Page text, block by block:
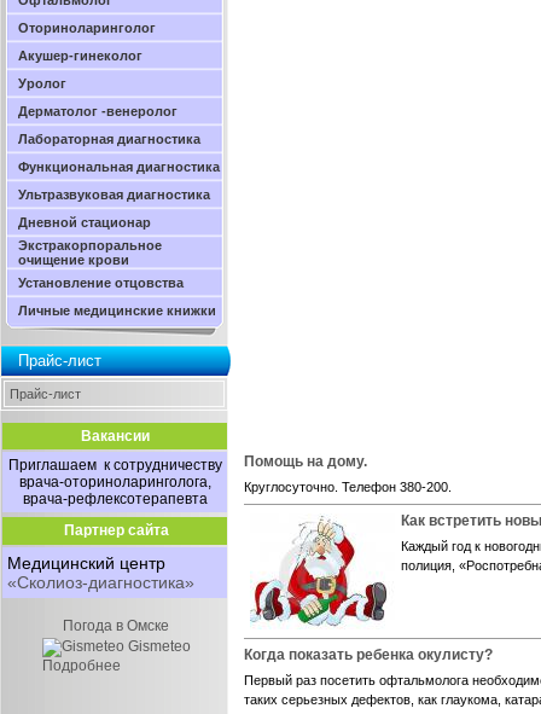
Оториноларинголог
Акушер-гинеколог
Уролог
Дерматолог -венеролог
Лабораторная диагностика
Функциональная диагностика
Ультразвуковая диагностика
Дневной стационар
Экстракорпоральное
очищение крови
Установление отцовства
Личные медицинские книжки
Прайс-лист
Прайс-лист
Вакансии
Приглашаем к сотрудничеству
врача-оториноларинголога,
врача-рефлексотерапевта
Партнер сайта
Медицинский центр
«Сколиоз-диагностика»
Погода в Омске
Gismeteo
Подробнее
Помощь на дому.
Круглосуточно. Телефон 380-200.
Как встретить
Каждый год к
полиция,
Когда показать ребенка окулисту?
Первый раз посетить офтальмолога
таких серьезных дефектов, как глаукома,